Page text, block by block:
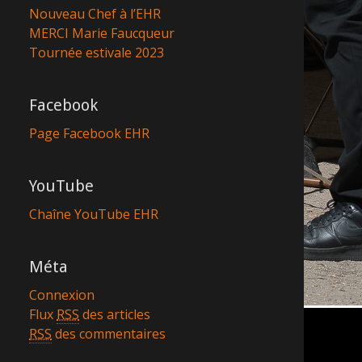
Nouveau Chef à l’EHR
MERCI Marie Faucqueur
Tournée estivale 2023
Facebook
Page Facebook EHR
YouTube
Chaîne YouTube EHR
Méta
Connexion
Flux RSS des articles
RSS des commentaires